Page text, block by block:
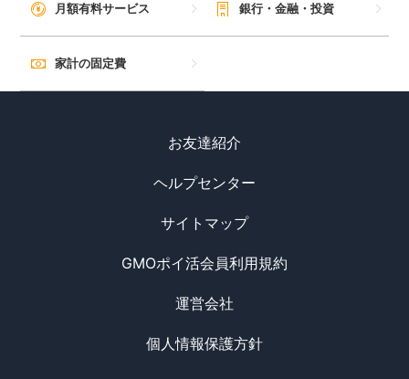
月額有料サービス 銀行・金融・投資
家計の固定費
お友達紹介
ヘルプセンター
サイトマップ
GMOポイ活会員利用規約
運営会社
個人情報保護方針